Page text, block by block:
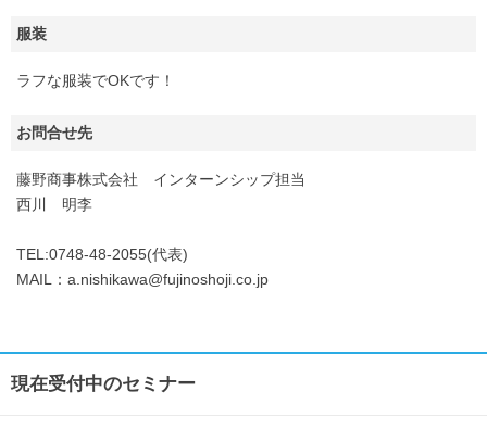
服装
ラフな服装でOKです！
お問合せ先
藤野商事株式会社 インターンシップ担当
西川 明李
TEL:0748-48-2055(代表)
MAIL：a.nishikawa@fujinoshoji.co.jp
現在受付中のセミナー